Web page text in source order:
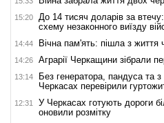
15:20
До 14 тисяч доларів за
схему незаконного виїзду
14:44 Вічна пам'ять: пішла з життя
14:26 Аграрії Черкащини зібрали
13:14
Без генератора, пандуса та
Черкасах перевірили
12:31
У Черкасах готують дороги
оновили розмітку